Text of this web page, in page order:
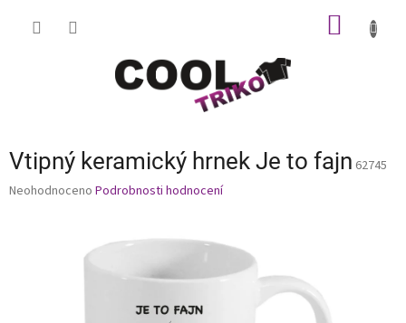
Vtipný keramický hrnek Je to fajn 62745
Průměrné
Neohodnoceno Podrobnosti hodnocení